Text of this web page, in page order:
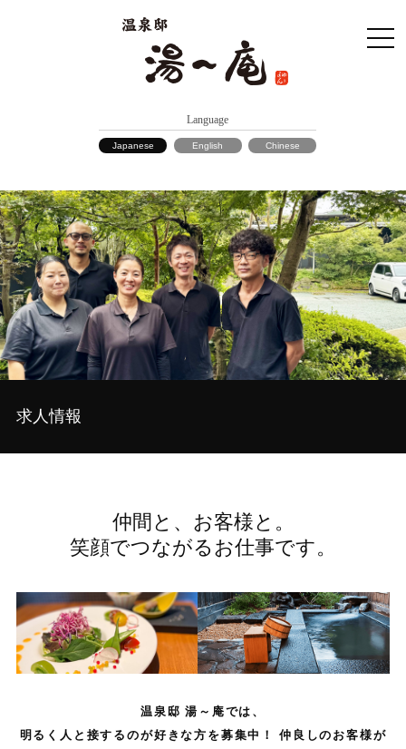
Language
Japanese English Chinese
求人情報
仲間と、お客様と。
笑顔でつながるお仕事です。
温泉邸 湯～庵では、
明るく人と接するのが好きな方を募集中！ 仲良しのお客様が